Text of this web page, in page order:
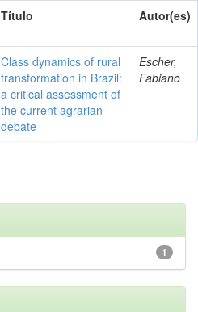
Título Autor(es)
Class dynamics of rural
transformation in Brazil:
a critical assessment of
the current agrarian
debate
Escher,
Fabiano
1